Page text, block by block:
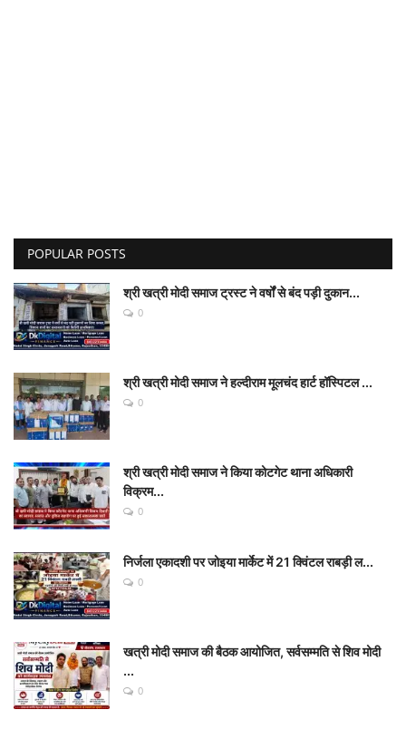
POPULAR POSTS
श्री खत्री मोदी समाज ट्रस्ट ने वर्षों से बंद पड़ी दुकान...
0
श्री खत्री मोदी समाज ने हल्दीराम मूलचंद हार्ट हॉस्पिटल ...
0
श्री खत्री मोदी समाज ने किया कोटगेट थाना अधिकारी
विक्रम...
0
निर्जला एकादशी पर जोइया मार्केट में 21 क्विंटल राबड़ी ल...
0
खत्री मोदी समाज की बैठक आयोजित, सर्वसम्मति से शिव मोदी
...
0